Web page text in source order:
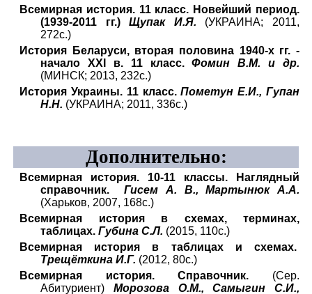
Всемирная история. 11 класс. Новейший период.
(1939-2011 гг.)Щупак И.Я. (УКРАИНА; 2011,
272с.)
История Беларуси, вторая половина 1940-х гг. -
начало XXI в. 11 класс.Фомин В.М. и др.
(МИНСК; 2013, 232с.)
История Украины. 11 класс.Пометун Е.И., Гупан
Н.Н. (УКРАИНА; 2011, 336с.)
Дополнительно:
Всемирная история. 10-11 классы. Наглядный
справочник.Гисем А. В., Мартынюк А.А.
(Харьков, 2007, 168с.)
Всемирная история в схемах, терминах,
таблицах. Губина С.Л. (2015, 110с.)
Всемирная история в таблицах и схемах.
Трещёткина И.Г. (2012, 80с.)
Всемирная история. Справочник. (Сер.
Абитуриент)
Морозова О.М., Самыгин С.И.,